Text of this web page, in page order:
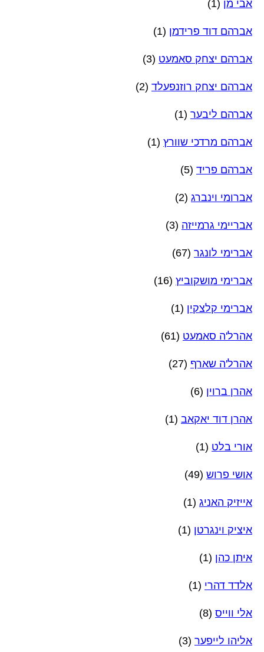
אבי מן (1)
אברהם דוד פרידמן (1)
אברהם יצחק סאמעט (3)
אברהם יצחק רוזנפעלד (2)
אברהם ליבער (1)
אברהם מרדכי שוורץ (1)
אברהם פריד (5)
אברומי וינברג (2)
אבריימי גרמייזה (3)
אברימי לונגר (67)
אברימי מושקוביץ (16)
אברימי קלצקין (1)
אהרל'ה סאמעט (61)
אהרל'ה שארף (27)
אהרן ברוין (6)
אהרן דוד יאקאב (1)
אורי בלט (1)
אושי פרוש (49)
אייזיק האניג (1)
איציק וינגרטן (1)
איתן כהן (1)
אלדד דהרי (1)
אלי ווייס (8)
אליהו לייפער (3)